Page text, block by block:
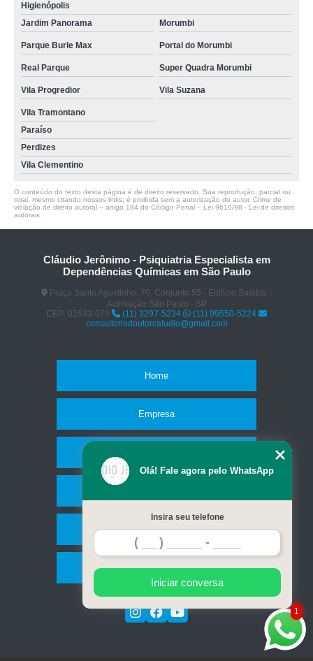
Higienópolis
Jardim Panorama
Morumbi
Parque Burle Max Portal do Morumbi
Real Parque Super Quadra Morumbi
Vila Progredior Vila Suzana
Vila Tramontano
Paraíso
Perdizes
Vila Clementino
O conteúdo do texto desta página é de direito reservado. Sua reprodução, parcial ou
total, mesmo citando nossos links, é proibida sem a autorização do autor. Crime de
violação de direito autoral – artigo 184 do Código Penal – Lei 9610/98 - Lei de direitos
autorais
Cláudio Jerônimo - Psiquiatria Especialista em
Dependências Químicas em São Paulo
Praça Santo Agostinho, 70, Conjunto 55 - Edifício Satélite -
Aclimação São Paulo - SP
CEP: 01533-070
(11) 3297-5234
(11) 99550-5224
consultoriodoutorcaludio@gmail.com
Home
Empresa
Contato
Mapa do site
1
Olá! Fale agora pelo WhatsApp
Insira seu telefone
Iniciar conversa